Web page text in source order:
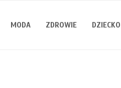
MODA ZDROWIE DZIECKO